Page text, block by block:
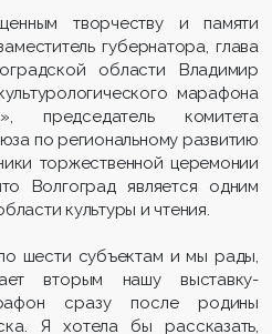
творчеству и памяти
губернатора, глава
области Владимир
марафона
председатель комитета
по региональному развитию
торжественной церемонии
Волгоград является одним
культуры и чтения.
шести субъектам и мы рады,
вторым нашу выставку-
сразу после родины
Я хотела бы рассказать,